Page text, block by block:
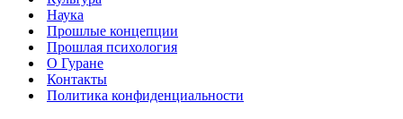
Наука
Прошлые концепции
Прошлая психология
О Гуране
Контакты
Политика конфиденциальности